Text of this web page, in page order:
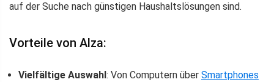
auf der Suche nach günstigen Haushaltslösungen sind.
Vorteile von Alza:
Vielfältige Auswahl: Von Computern über Smartphones